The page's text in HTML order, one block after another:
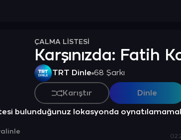
ÇALMA LİSTESİ
Karşınızda: Fatih
TRT Dinle 68 Şarkı
Karıştır Dinle
bulunduğunuz lokasyonda